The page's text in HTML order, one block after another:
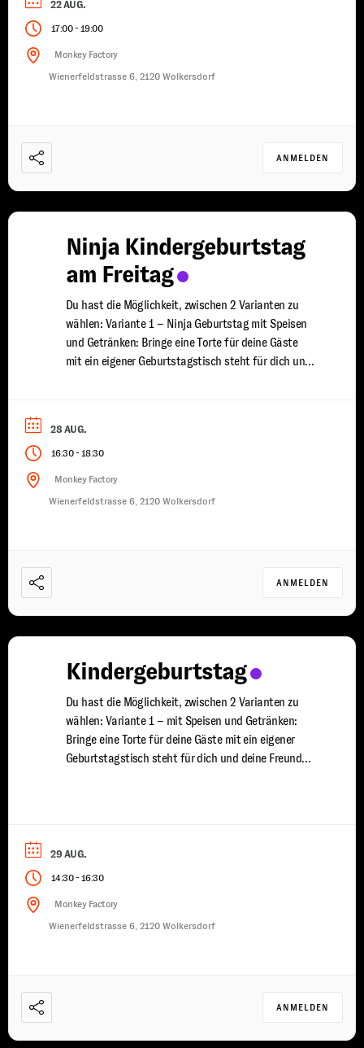
Stornobedingungen: ⁠ ⁠Bis 4 Wochen ...
22 AUG.
17:00-19:00
Monkey Factory
Wienerfeldstrasse 6, 2120 Wolkersdorf
ANMELDEN
Ninja Kindergeburtstag
am Freitag
Du hast die Möglichkeit, zwischen 2 Varianten zu
wählen: Variante 1 – Ninja Geburtstag mit Speisen
und Getränken: Bringe eine Torte für deine Gäste
mit ein eigener Geburtstagstisch steht für dich und
28 AUG.
16:30-18:30
Monkey Factory
Wienerfeldstrasse 6, 2120 Wolkersdorf
ANMELDEN
Kindergeburtstag
Du hast die Möglichkeit, zwischen 2 Varianten zu
wählen: Variante 1 – mit Speisen und Getränken:
Bringe eine Torte für deine Gäste mit ein eigener
Geburtstagstisch steht für dich und deine Freunde
29 AUG.
14:30-16:30
Monkey Factory
Wienerfeldstrasse 6, 2120 Wolkersdorf
ANMELDEN